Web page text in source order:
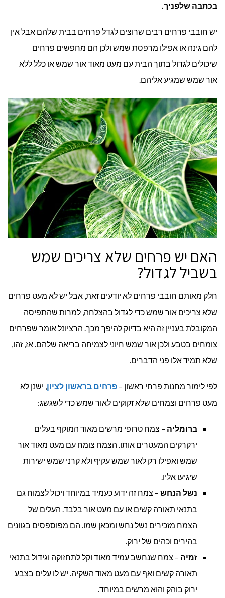
בכתבה שלפניך.
יש חובבי פרחים רבים שרוצים לגדל פרחים בבית שלהם אבל אין
להם גינה או אפילו מרפסת שמש ולכן הם מחפשים פרחים
שיכולים לגדול בתוך הבית עם מעט מאוד אור שמש או כלל ללא
אור שמש שמגיע אליהם.
האם יש פרחים שלא צריכים שמש
בשביל לגדול?
חלק מאותם חובבי פרחים לא יודעים זאת, אבל יש לא מעט פרחים
שלא צריכים אור שמש כדי לגדול בהצלחה, למרות שהתפיסה
המקובלת בעניין זה היא בדיוק להיפך מכך. הרציונל אומר שפרחים
צומחים בטבע ולכן אור שמש חיוני לצמיחה בריאה שלהם. אז, זהו,
שלא תמיד אלו פני הדברים.
לפי לימור מחנות פרחי ראשון – פרחים בראשון לציון, ישנן לא
מעט פרחים וצמחים שלא זקוקים לאור שמש כדי לשגשג:
ברומליה – צמח טרופי מרשים מאוד המוקף בעלים
ירקרקים המעטרים אותו. הצמח צומח עם מעט מאוד אור
שמש ואפילו רק לאור שמש עקיף ולא קרני שמש ישירות
שיגיעו אליו.
נשל הנחש – צמח זה ידוע כעמיד במיוחד ויכול לצמוח גם
בתנאי תאורה קשים או עם מעט אור בלבד. העלים של
הצמח מזכירים נשל נחש ומכאן שמו. הם מפוספסים בגוונים
בהירים וכהים של ירוק.
זמיה – צמח שנחשב עמיד מאוד וקל לתחזוקה וגידול בתנאי
תאורה קשים ואף עם מעט מאוד השקיה. יש לו עלים בצבע
ירוק בוהק והוא מרשים במיוחד.